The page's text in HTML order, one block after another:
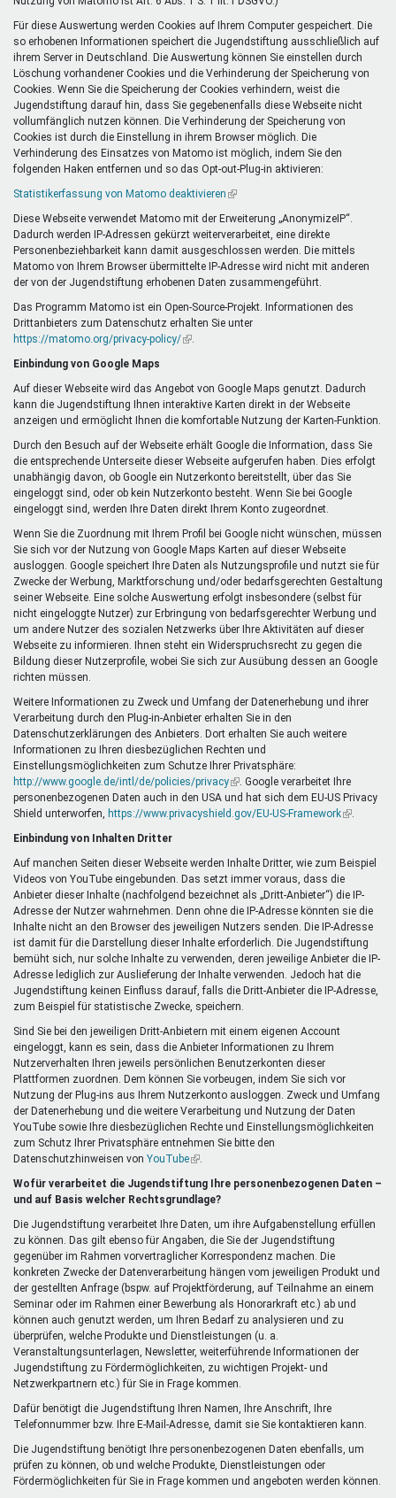
Für diese Auswertung werden Cookies auf Ihrem Computer gespeichert. Die
so erhobenen Informationen speichert die Jugendstiftung ausschließlich auf
ihrem Server in Deutschland. Die Auswertung können Sie einstellen durch
Löschung vorhandener Cookies und die Verhinderung der Speicherung von
Cookies. Wenn Sie die Speicherung der Cookies verhindern, weist die
Jugendstiftung darauf hin, dass Sie gegebenenfalls diese Webseite nicht
vollumfänglich nutzen können. Die Verhinderung der Speicherung von
Cookies ist durch die Einstellung in ihrem Browser möglich. Die
Verhinderung des Einsatzes von Matomo ist möglich, indem Sie den
folgenden Haken entfernen und so das Opt-out-Plug-in aktivieren:
Statistikerfassung von Matomo deaktivieren (Link
extern)
Diese Webseite verwendet Matomo mit der Erweiterung „AnonymizeIP“.
Dadurch werden IP-Adressen gekürzt weiterverarbeitet, eine direkte
Personenbeziehbarkeit kann damit ausgeschlossen werden. Die mittels
Matomo von Ihrem Browser übermittelte IP-Adresse wird nicht mit anderen
der von der Jugendstiftung erhobenen Daten zusammengeführt.
Das Programm Matomo ist ein Open-Source-Projekt. Informationen des
Drittanbieters zum Datenschutz erhalten Sie unter
https://matomo.org/privacy-policy/(Link
Einbindung von Google Maps
Auf dieser Webseite wird das Angebot von Google Maps genutzt. Dadurch
kann die Jugendstiftung Ihnen interaktive Karten direkt in der Webseite
anzeigen und ermöglicht Ihnen die komfortable Nutzung der Karten-Funktion.
Durch den Besuch auf der Webseite erhält Google die Information, dass Sie
die entsprechende Unterseite dieser Webseite aufgerufen haben. Dies erfolgt
unabhängig davon, ob Google ein Nutzerkonto bereitstellt, über das Sie
eingeloggt sind, oder ob kein Nutzerkonto besteht. Wenn Sie bei Google
eingeloggt sind, werden Ihre Daten direkt Ihrem Konto zugeordnet.
Wenn Sie die Zuordnung mit Ihrem Profil bei Google nicht wünschen, müssen
Sie sich vor der Nutzung von Google Maps Karten auf dieser Webseite
ausloggen. Google speichert Ihre Daten als Nutzungsprofile und nutzt sie für
Zwecke der Werbung, Marktforschung und/oder bedarfsgerechten Gestaltung
seiner Webseite. Eine solche Auswertung erfolgt insbesondere (selbst für
nicht eingeloggte Nutzer) zur Erbringung von bedarfsgerechter Werbung und
um andere Nutzer des sozialen Netzwerks über Ihre Aktivitäten auf dieser
Webseite zu informieren. Ihnen steht ein Widerspruchsrecht zu gegen die
Bildung dieser Nutzerprofile, wobei Sie sich zur Ausübung dessen an Google
richten müssen.
Weitere Informationen zu Zweck und Umfang der Datenerhebung und ihrer
Verarbeitung durch den Plug-in-Anbieter erhalten Sie in den
Datenschutzerklärungen des Anbieters. Dort erhalten Sie auch weitere
Informationen zu Ihren diesbezüglichen Rechten und
Einstellungsmöglichkeiten zum Schutze Ihrer Privatsphäre:
http://www.google.de/intl/de/policies/privacy(Link
ist
extern)
. Google verarbeitet Ihre
personenbezogenen Daten auch in den USA und hat sich dem EU-US Privacy
Shield unterworfen,
https://www.privacyshield.gov/EU-US-Framework(Link
Einbindung von Inhalten Dritter
Auf manchen Seiten dieser Webseite werden Inhalte Dritter, wie zum Beispiel
Videos von YouTube eingebunden. Das setzt immer voraus, dass die
Anbieter dieser Inhalte (nachfolgend bezeichnet als „Dritt-Anbieter“) die IP-
Adresse der Nutzer wahrnehmen. Denn ohne die IP-Adresse könnten sie die
Inhalte nicht an den Browser des jeweiligen Nutzers senden. Die IP-Adresse
ist damit für die Darstellung dieser Inhalte erforderlich. Die Jugendstiftung
bemüht sich, nur solche Inhalte zu verwenden, deren jeweilige Anbieter die IP-
Adresse lediglich zur Auslieferung der Inhalte verwenden. Jedoch hat die
Jugendstiftung keinen Einfluss darauf, falls die Dritt-Anbieter die IP-Adresse,
zum Beispiel für statistische Zwecke, speichern.
Sind Sie bei den jeweiligen Dritt-Anbietern mit einem eigenen Account
eingeloggt, kann es sein, dass die Anbieter Informationen zu Ihrem
Nutzerverhalten Ihren jeweils persönlichen Benutzerkonten dieser
Plattformen zuordnen. Dem können Sie vorbeugen, indem Sie sich vor
Nutzung der Plug-ins aus Ihrem Nutzerkonto ausloggen. Zweck und Umfang
der Datenerhebung und die weitere Verarbeitung und Nutzung der Daten
YouTube sowie Ihre diesbezüglichen Rechte und Einstellungsmöglichkeiten
zum Schutz Ihrer Privatsphäre entnehmen Sie bitte den
Datenschutzhinweisen von YouTube(Link
extern)
Wofür verarbeitet die Jugendstiftung Ihre personenbezogenen Daten –
und auf Basis welcher Rechtsgrundlage?
Die Jugendstiftung verarbeitet Ihre Daten, um ihre Aufgabenstellung erfüllen
zu können. Das gilt ebenso für Angaben, die Sie der Jugendstiftung
gegenüber im Rahmen vorvertraglicher Korrespondenz machen. Die
konkreten Zwecke der Datenverarbeitung hängen vom jeweiligen Produkt und
der gestellten Anfrage (bspw. auf Projektförderung, auf Teilnahme an einem
Seminar oder im Rahmen einer Bewerbung als Honorarkraft etc.) ab und
können auch genutzt werden, um Ihren Bedarf zu analysieren und zu
überprüfen, welche Produkte und Dienstleistungen (u. a.
Veranstaltungsunterlagen, Newsletter, weiterführende Informationen der
Jugendstiftung zu Fördermöglichkeiten, zu wichtigen Projekt- und
Netzwerkpartnern etc.) für Sie in Frage kommen.
Dafür benötigt die Jugendstiftung Ihren Namen, Ihre Anschrift, Ihre
Telefonnummer bzw. Ihre E-Mail-Adresse, damit sie Sie kontaktieren kann.
Die Jugendstiftung benötigt Ihre personenbezogenen Daten ebenfalls, um
prüfen zu können, ob und welche Produkte, Dienstleistungen oder
Fördermöglichkeiten für Sie in Frage kommen und angeboten werden können.